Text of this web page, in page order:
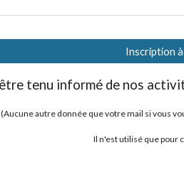
Inscription
tenu informé de nos
(Aucune autre donnée que votre mail si vous
Il n'est utilisé que pour